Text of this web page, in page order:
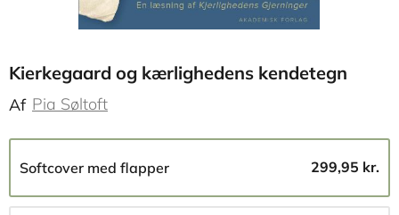
Kierkegaard og kærlighedens kendetegn
Af Pia Søltoft
Softcover med flapper 299,95 kr.